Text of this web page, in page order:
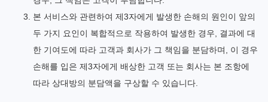
본 서비스와 관련하여 제3자에게 발생한 손해의 원인이 앞의
두 가지 요인이 복합적으로 작용하여 발생한 경우, 결과에 대
한 기여도에 따라 고객과 회사가 그 책임을 분담하며, 이 경우
손해를 입은 제3자에게 배상한 고객 또는 회사는 본 조항에
따라 상대방의 분담액을 구상할 수 있습니다.